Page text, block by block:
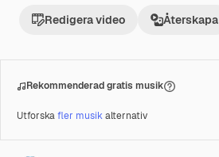
Redigera video Återskapa
Rekommenderad gratis musik
Utforskafler musikalternativ